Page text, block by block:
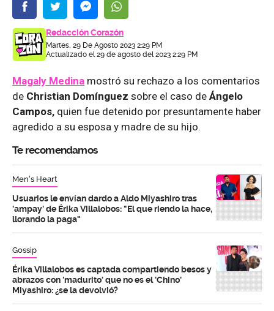
Redacción Corazón
Martes, 29 De Agosto 2023 2:29 PM
Actualizado el 29 de agosto del 2023 2:29 PM
Magaly Medina mostró su rechazo a los comentarios
de Christian Domínguez sobre el caso de Ángelo
Campos, quien fue detenido por presuntamente haber
agredido a su esposa y madre de su hijo.
Te recomendamos
Men's Heart
Usuarios le envían dardo a Aldo Miyashiro tras
'ampay' de Érika Villalobos: "El que riendo la hace,
llorando la paga"
Gossip
Érika Villalobos es captada compartiendo besos y
abrazos con 'madurito' que no es el 'Chino'
Miyashiro: ¿se la devolvió?